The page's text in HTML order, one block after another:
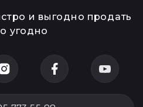
и выгодно продать
угодно